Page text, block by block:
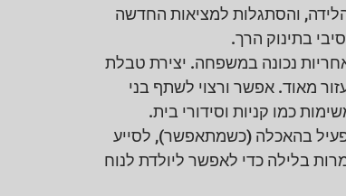
והסתגלות למציאות החדשה
בתינוק הרך.
נכונה במשפחה. יצירת טבלת
מאוד. אפשר ורצוי לשתף בני
כמו קניות וסידורי בית.
פעיל בהאכלה (כשמתאפשר), לסייע
בלילה כדי לאפשר ליולדת לנוח